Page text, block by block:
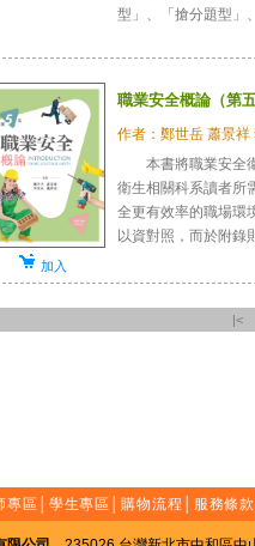
型」、「搶分題型」
職業安全概論（第五
作者：鄭世岳 蕭景祥
本書將職業安全衛
衛生相關科系讀者所
全更有效率的職場環
以資對照，而於附錄
加入
|<
專區 學生專區 │購物流程 服務條款